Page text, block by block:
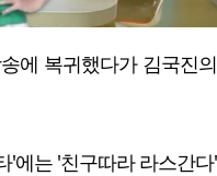
에 복귀했다가 김국진의
'에는 '친구따라 라스간다'